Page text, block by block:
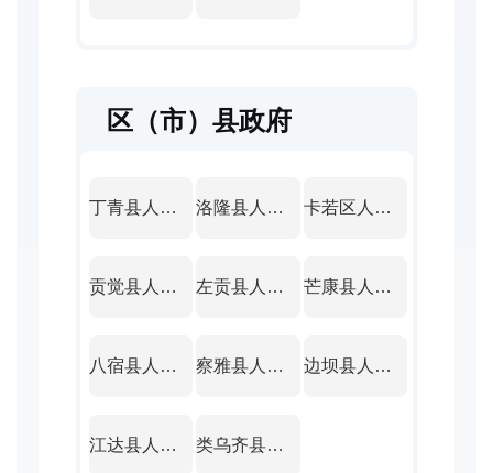
区（市）县政府
丁青县人民政府 洛隆县人民政府 卡若区人民政府
贡觉县人民政府 左贡县人民政府 芒康县人民政府
八宿县人民政府 察雅县人民政府 边坝县人民政府
江达县人民政府 类乌齐县人民政府